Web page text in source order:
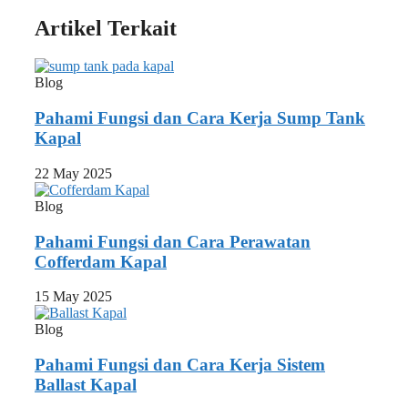
Artikel Terkait
Blog
Pahami Fungsi dan Cara Kerja Sump Tank
Kapal
22 May 2025
Blog
Pahami Fungsi dan Cara Perawatan
Cofferdam Kapal
15 May 2025
Blog
Pahami Fungsi dan Cara Kerja Sistem
Ballast Kapal